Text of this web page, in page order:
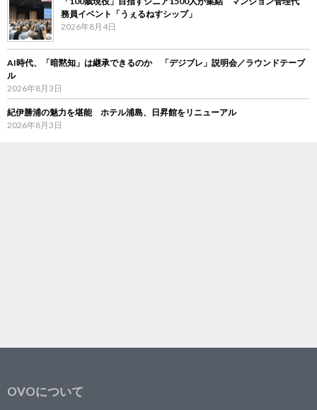
務員イベント「うぇるねすシップ」
2026年8月4日
AI時代、「暗黙知」は継承できるのか 「デジブレ」説明会／ラウンドテーブ
ル
2026年8月3日
紀伊勝浦の魅力を堪能 ホテル浦島、日昇館をリニューアル
2026年8月3日
OVOについて